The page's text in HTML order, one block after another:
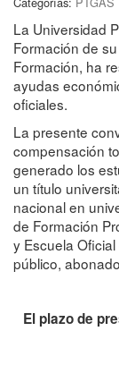
La Universidad
Formación de
Formación, ha
ayudas
oficiales.
La presente
compensación
generado los
un título
nacional en
de Formación
y Escuela
público,
El plazo de